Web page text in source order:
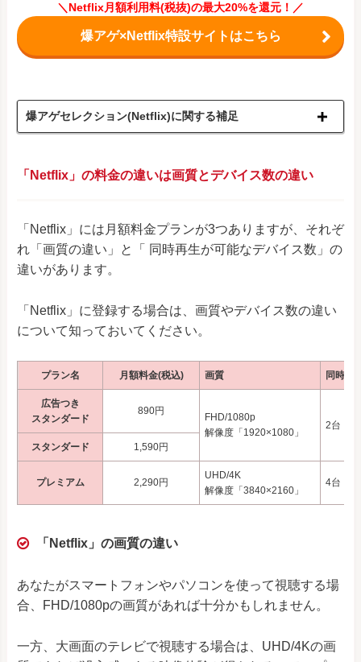
＼Netflix月額利用料(税抜)の最大20%を還元！／
爆アゲ×Netflix特設サイトはこちら
爆アゲセレクション(Netflix)に関する補足
「Netflix」の料金の違いは画質とデバイス数の違い
「Netflix」には月額料金プランが3つありますが、それぞ
れ「画質の違い」と「 同時再生が可能なデバイス数」の
違いがあります。
「Netflix」に登録する場合は、画質やデバイス数の違い
について知っておいてください。
プラン名 月額料金(税込) 画質 同時再
広告つき
スタンダード
890円
FHD/1080p
解像度「1920×1080」
2台
スタンダード
1,590円
プレミアム 2,290円
UHD/4K
解像度「3840×2160」
4台
「Netflix」の画質の違い
あなたがスマートフォンやパソコンを使って視聴する場
合、FHD/1080pの画質があれば十分かもしれません。
一方、大画面のテレビで視聴する場合は、UHD/4Kの画